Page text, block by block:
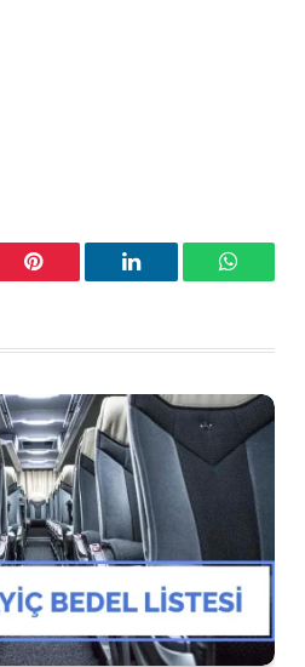
Pinterest LinkedIn